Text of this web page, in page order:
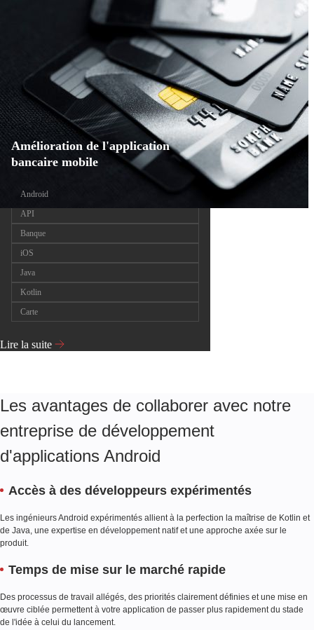
Amélioration de l'application
bancaire mobile
Android
API
Banque
iOS
Java
Kotlin
Carte
Lire la suite
Les avantages de collaborer avec notre
entreprise de développement
d'applications Android
Accès à des développeurs expérimentés
Les ingénieurs Android expérimentés allient à la perfection la maîtrise de Kotlin et
de Java, une expertise en développement natif et une approche axée sur le
produit.
Temps de mise sur le marché rapide
Des processus de travail allégés, des priorités clairement définies et une mise en
œuvre ciblée permettent à votre application de passer plus rapidement du stade
de l'idée à celui du lancement.